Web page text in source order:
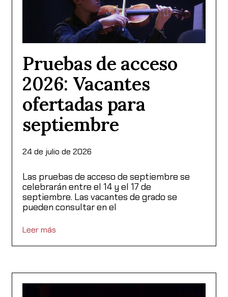
Pruebas de acceso
2026: Vacantes
ofertadas para
septiembre
24 de julio de 2026
Las pruebas de acceso de septiembre se
celebrarán entre el 14 y el 17 de
septiembre. Las vacantes de grado se
pueden consultar en el
Leer más